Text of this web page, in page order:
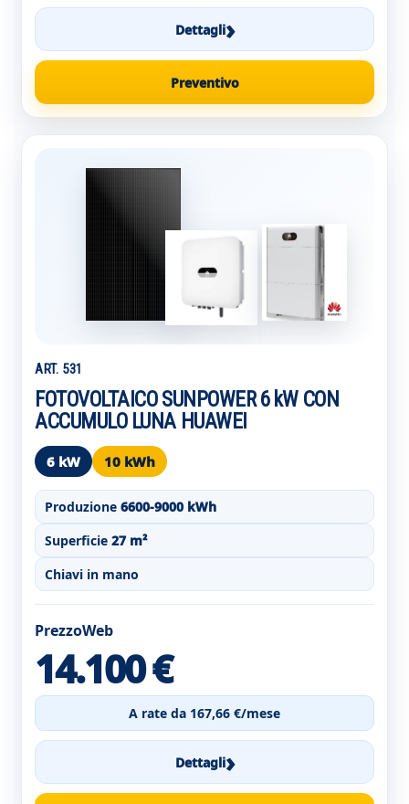
Dettagli›
Preventivo
ART. 531
FOTOVOLTAICO SUNPOWER 6 kW CON
ACCUMULO LUNA HUAWEI
6 kW 10 kWh
Produzione 6600-9000 kWh
Superficie 27 m²
Chiavi in mano
PrezzoWeb
14.100 €
A rate da 167,66 €/mese
Dettagli›